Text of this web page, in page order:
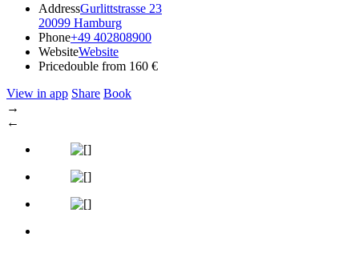
AddressGurlittstrasse 23
20099 Hamburg
Phone+49 402808900
WebsiteWebsite
Pricedouble from 160 €
View in app Share Book
→
←